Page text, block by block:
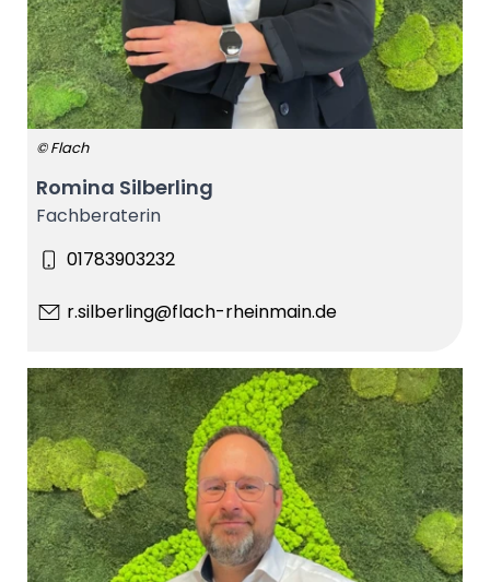
© Flach
Romina Silberling
Fachberaterin
01783903232
r.silberling@flach-rheinmain.de